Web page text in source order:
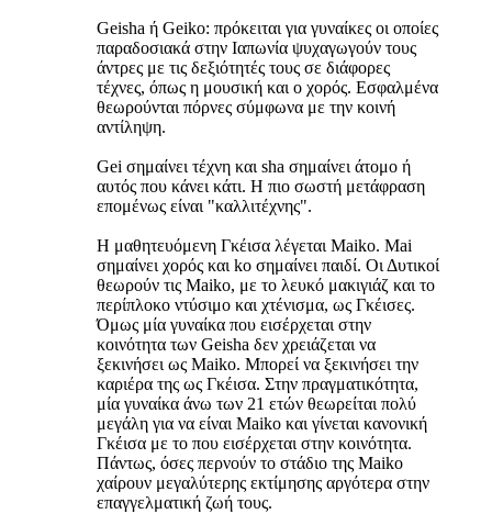
Geisha ή Geiko: πρόκειται για γυναίκες οι οποίες
παραδοσιακά στην Ιαπωνία ψυχαγωγούν τους
άντρες με τις δεξιότητές τους σε διάφορες
τέχνες, όπως η μουσική και ο χορός. Εσφαλμένα
θεωρούνται πόρνες σύμφωνα με την κοινή
αντίληψη.
Gei σημαίνει τέχνη και sha σημαίνει άτομο ή
αυτός που κάνει κάτι. Η πιο σωστή μετάφραση
επομένως είναι "καλλιτέχνης".
Η μαθητευόμενη Γκέισα λέγεται Maiko. Mai
σημαίνει χορός και ko σημαίνει παιδί. Οι Δυτικοί
θεωρούν τις Maiko, με το λευκό μακιγιάζ και το
περίπλοκο ντύσιμο και χτένισμα, ως Γκέισες.
Όμως μία γυναίκα που εισέρχεται στην
κοινότητα των Geisha δεν χρειάζεται να
ξεκινήσει ως Maiko. Μπορεί να ξεκινήσει την
καριέρα της ως Γκέισα. Στην πραγματικότητα,
μία γυναίκα άνω των 21 ετών θεωρείται πολύ
μεγάλη για να είναι Maiko και γίνεται κανονική
Γκέισα με το που εισέρχεται στην κοινότητα.
Πάντως, όσες περνούν το στάδιο της Maiko
χαίρουν μεγαλύτερης εκτίμησης αργότερα στην
επαγγελματική ζωή τους.